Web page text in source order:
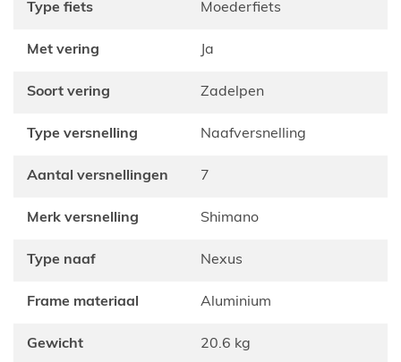
Type fiets Moederfiets
Met vering Ja
Soort vering zadelpen
Type versnelling Naafversnelling
Aantal versnellingen 7
Merk versnelling Shimano
Type naaf Nexus
Frame materiaal Aluminium
Gewicht 20.6 kg